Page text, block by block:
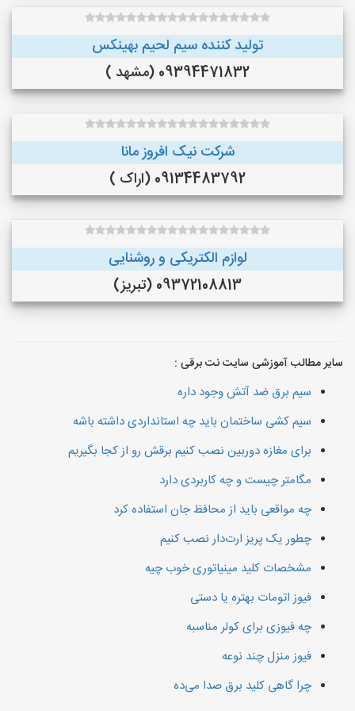
تولید کننده سیم لحیم بهینکس
09394471832 (مشهد )
شرکت نیک افروز مانا
09134483792 (اراک )
لوازم الکتریکی و روشنایی
09372108813 (تبریز)
سایر مطالب آموزشی سایت نت برقی :
سیم برق ضد آتش وجود داره
سیم کشی ساختمان باید چه استانداردی داشته باشه
برای مغازه دوربین نصب کنیم برقش رو از کجا بگیریم
مگامتر چیست و چه کاربردی دارد
چه مواقعی باید از محافظ جان استفاده کرد
چطور یک پریز ارت‌دار نصب کنیم
مشخصات کلید مینیاتوری خوب چیه
فیوز اتومات بهتره یا دستی
چه فیوزی برای کولر مناسبه
فیوز منزل چند نوعه
چرا گاهی کلید برق صدا می‌ده